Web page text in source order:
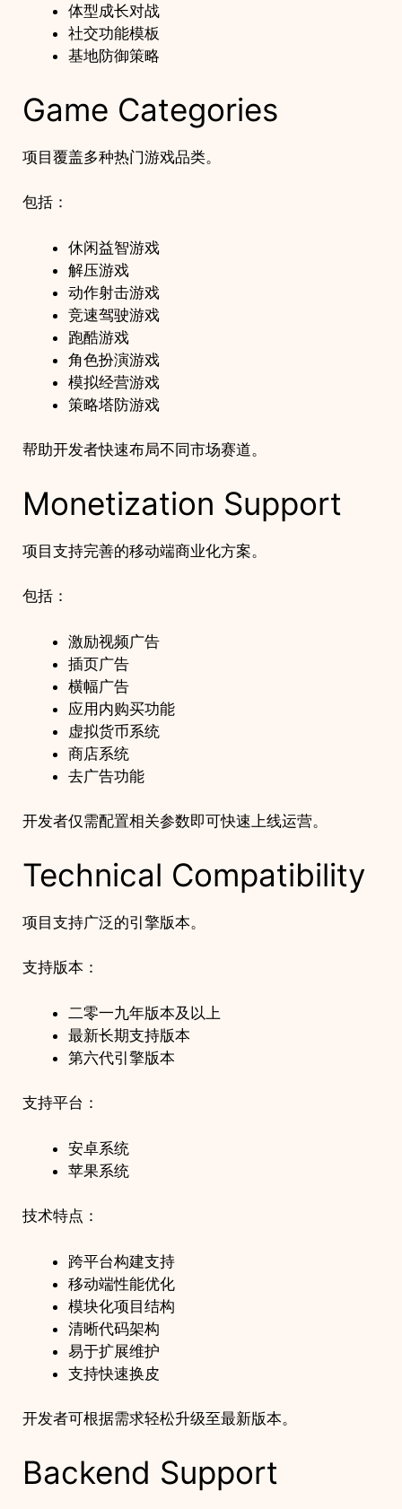
体型成长对战
社交功能模板
基地防御策略
Game Categories
项目覆盖多种热门游戏品类。
包括：
休闲益智游戏
解压游戏
动作射击游戏
竞速驾驶游戏
跑酷游戏
角色扮演游戏
模拟经营游戏
策略塔防游戏
帮助开发者快速布局不同市场赛道。
Monetization Support
项目支持完善的移动端商业化方案。
包括：
激励视频广告
插页广告
横幅广告
应用内购买功能
虚拟货币系统
商店系统
去广告功能
开发者仅需配置相关参数即可快速上线运营。
Technical Compatibility
项目支持广泛的引擎版本。
支持版本：
二零一九年版本及以上
最新长期支持版本
第六代引擎版本
支持平台：
安卓系统
苹果系统
技术特点：
跨平台构建支持
移动端性能优化
模块化项目结构
清晰代码架构
易于扩展维护
支持快速换皮
开发者可根据需求轻松升级至最新版本。
Backend Support